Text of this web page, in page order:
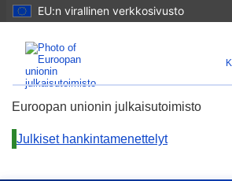
EU:n virallinen verkkosivusto
Euroopan unionin julkaisutoimisto
Julkiset hankintamenettelyt